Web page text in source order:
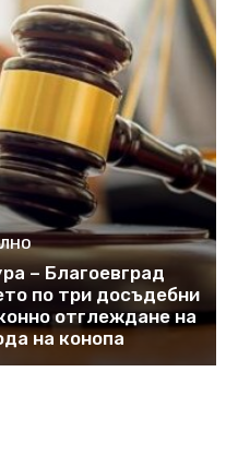
– Благоевград
по три досъдебни
отглеждане на
на конопа